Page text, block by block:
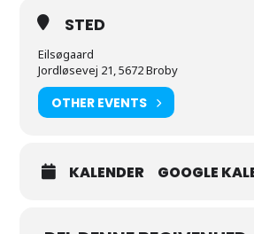
STED
Eilsøgaard
Jordløsevej 21, 5672 Broby
OTHER EVENTS
KALENDER GOOGLE